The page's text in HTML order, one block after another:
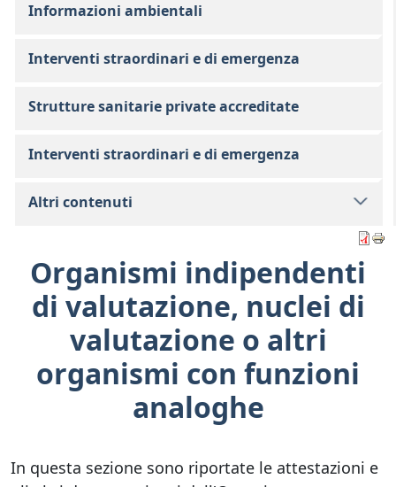
Organismi indipendenti
di valutazione, nuclei di
valutazione o altri
organismi con funzioni
analoghe
In questa sezione sono riportate le attestazioni e
Informazioni ambientali
Interventi straordinari e di emergenza
Strutture sanitarie private accreditate
Interventi straordinari e di emergenza
Altri contenuti